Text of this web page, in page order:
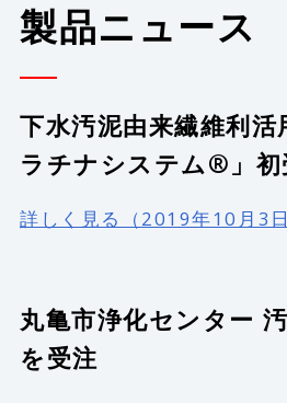
製品ニュース
下水汚泥由来繊維利
ラチナシステム®」初
詳しく見る（2019年10月3日
丸亀市浄化センター
を受注